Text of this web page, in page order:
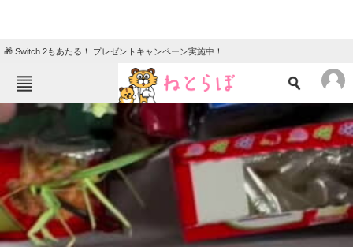
🎁 Switch 2もあたる！ プレゼントキャンペーン実施中！
ねとらぼメニュー
ニュース
エンタメ クイズ
グルメ 地域
住まい 教育・育児